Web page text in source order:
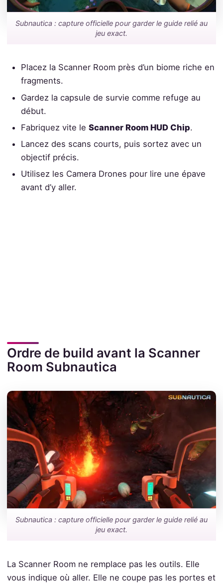
Subnautica : capture officielle pour garder le guide relié au
jeu exact.
Placez la Scanner Room près d’un biome riche en
fragments.
Gardez la capsule de survie comme refuge au
début.
Fabriquez vite leScanner Room HUD Chip.
Lancez des scans courts, puis sortez avec un
objectif précis.
Utilisez les Camera Drones pour lire une épave
avant d’y aller.
Ordre de build avant la Scanner
Room Subnautica
Subnautica : capture officielle pour garder le guide relié au
jeu exact.
La Scanner Room ne remplace pas les outils. Elle
vous indique où aller. Elle ne coupe pas les portes et